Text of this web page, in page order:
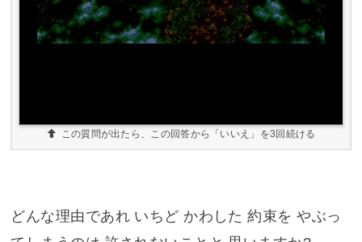
この質問が出たら、この回答から「いいえ」を3回続ける
どんな理由であれ いちど かわした 約束を やぶっ